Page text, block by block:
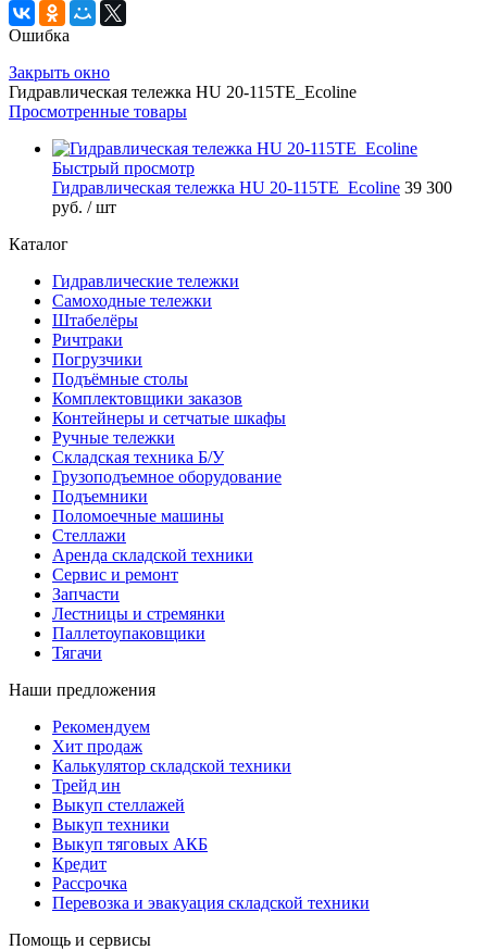
Ошибка
Закрыть окно
Гидравлическая тележка HU 20-115TE_Ecoline
Просмотренные товары
Быстрый просмотр
Гидравлическая тележка HU 20-115TE_Ecoline 39 300
руб. / шт
Каталог
Гидравлические тележки
Самоходные тележки
Штабелёры
Ричтраки
Погрузчики
Подъёмные столы
Комплектовщики заказов
Контейнеры и сетчатые шкафы
Ручные тележки
Складская техника Б/У
Грузоподъемное оборудование
Подъемники
Поломоечные машины
Стеллажи
Аренда складской техники
Сервис и ремонт
Запчасти
Лестницы и стремянки
Паллетоупаковщики
Тягачи
Наши предложения
Рекомендуем
Хит продаж
Калькулятор складской техники
Трейд ин
Выкуп стеллажей
Выкуп техники
Выкуп тяговых АКБ
Кредит
Рассрочка
Перевозка и эвакуация складской техники
Помощь и сервисы